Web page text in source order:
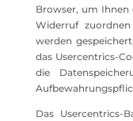
Browser, um Ihnen
Widerruf
werden
das Usercentrics-
die
Das Usercentrics-